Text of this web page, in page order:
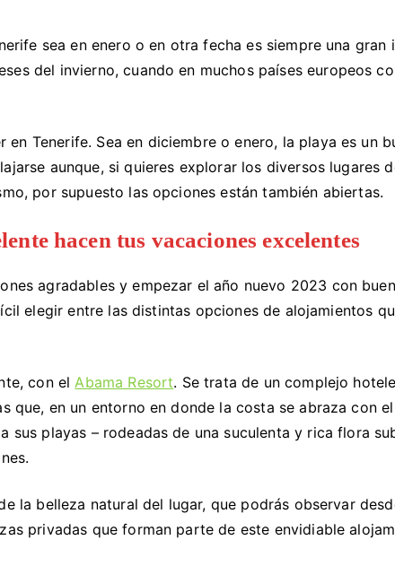
sea en enero o en otra fecha es siempre una gran
del invierno, cuando en muchos países europeos
en Tenerife. Sea en diciembre o enero, la playa es un
aunque, si quieres explorar los diversos lugares
por supuesto las opciones están también abiertas.
hacen tus vacaciones excelentes
agradables y empezar el año nuevo 2023 con
elegir entre las distintas opciones de alojamientos
con elAbama Resort. Se trata de un complejo
que, en un entorno en donde la costa se abraza con
sus playas – rodeadas de una suculenta y rica flora
la belleza natural del lugar, que podrás observar
privadas que forman parte de este envidiable